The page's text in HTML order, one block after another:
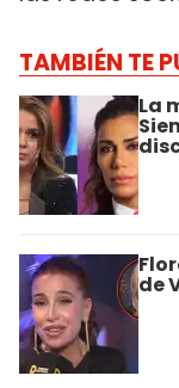
TAMBIÉN TE
La
de